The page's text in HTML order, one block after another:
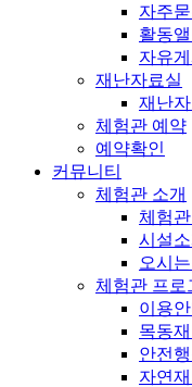
자주
활동
자유
재난자료실
재난
체험관 예약
예약확인
커뮤니티
체험관 소개
체험
시설소
오시
체험관 프로
이용안
목동
안전
자연